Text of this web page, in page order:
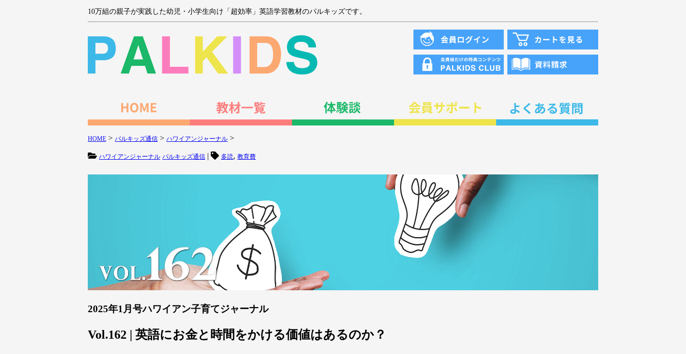
10万組の親子が実践した幼児・小学生向け「超効率」英語学習教材のパルキッズです。
HOME > パルキッズ通信 > ハワイアンジャーナル >
ハワイアンジャーナル パルキッズ通信 | 多読, 教育費
2025年1月号ハワイアン子育てジャーナル
Vol.162 | 英語にお金と時間をかける価値はあるのか？